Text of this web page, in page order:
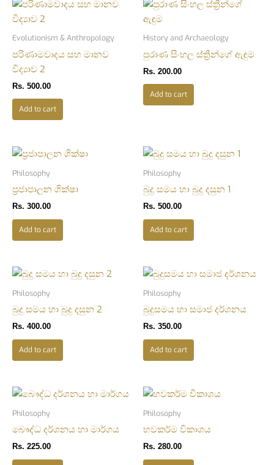
Evolutionism & Anthropology
පරිණාමවාදය සහ මානව
විද්‍යාව 2
Rs. 500.00
Add to cart
History and Archaeology
පුරාණ සිංහල ස්ත්‍රීන්ගේ ඇඳුම
Rs. 200.00
Add to cart
Philosophy
ප්‍රජාපාලන ශික්ෂා
Rs. 300.00
Add to cart
Philosophy
බුදු සමය හා බුදු දසුන 1
Rs. 500.00
Add to cart
Philosophy
බුදු සමය හා බුදු දසුන 2
Rs. 400.00
Add to cart
Philosophy
බුදුසමය හා සමාජ දර්ශනය
Rs. 350.00
Add to cart
Philosophy
බෞද්ධ දර්ශනය හා මාර්ගය
Rs. 225.00
Philosophy
භවකර්ම විකාශය
Rs. 280.00